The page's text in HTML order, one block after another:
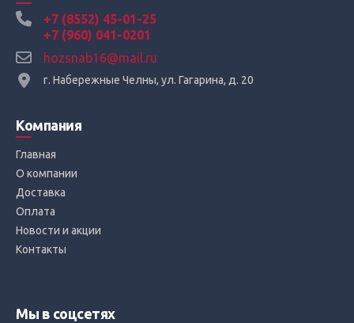
+7 (8552) 45-01-25
+7 (960) 041-0201
hozsnab16@mail.ru
г. Набережные Челны, ул. Гагарина, д. 20
Компания
Главная
О компании
Доставка
Оплата
Новости и акции
Контакты
Мы в соцсетях